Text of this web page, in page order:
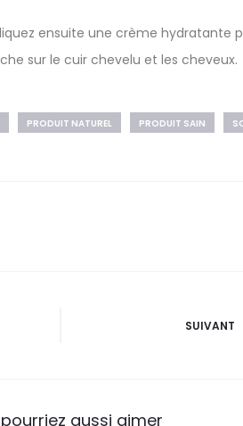
ensuite une crème hydratante
sur le cuir chevelu et les cheveux.
PRODUIT NATUREL PRODUIT SAIN
SUIVANT
aussi aimer